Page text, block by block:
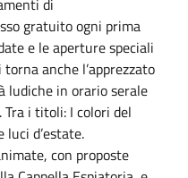
di
gratuito ogni prima
e le aperture speciali
anche l’apprezzato
ludiche in orario serale
i titoli: I colori del
d’estate.
con proposte